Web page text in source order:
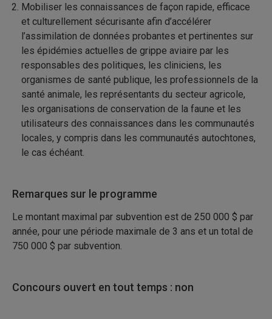
Mobiliser les connaissances de façon rapide, efficace
et culturellement sécurisante afin d’accélérer
l’assimilation de données probantes et pertinentes sur
les épidémies actuelles de grippe aviaire par les
responsables des politiques, les cliniciens, les
organismes de santé publique, les professionnels de la
santé animale, les représentants du secteur agricole,
les organisations de conservation de la faune et les
utilisateurs des connaissances dans les communautés
locales, y compris dans les communautés autochtones,
le cas échéant.
Remarques sur le programme
Le montant maximal par subvention est de 250 000 $ par
année, pour une période maximale de 3 ans et un total de
750 000 $ par subvention.
Concours ouvert en tout temps : non